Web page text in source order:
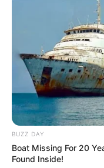
BUZZ DAY
Boat Missing For 20
Found Inside!